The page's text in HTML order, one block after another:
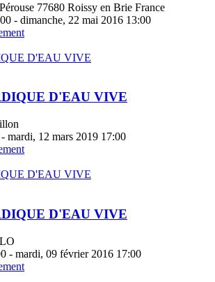
77680 Roissy en Brie France
- dimanche, 22 mai 2016 13:00
D'EAU VIVE
mardi, 12 mars 2019 17:00
D'EAU VIVE
- mardi, 09 février 2016 17:00